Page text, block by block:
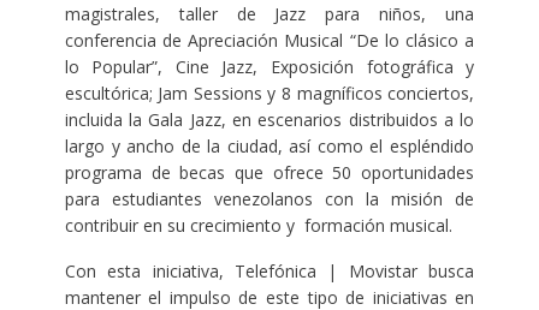
magistrales, taller de Jazz para niños, una
conferencia de Apreciación Musical “De lo clásico a
lo Popular”, Cine Jazz, Exposición fotográfica y
escultórica; Jam Sessions y 8 magníficos conciertos,
incluida la Gala Jazz, en escenarios distribuidos a lo
largo y ancho de la ciudad, así como el espléndido
programa de becas que ofrece 50 oportunidades
para estudiantes venezolanos con la misión de
contribuir en su crecimiento y formación musical.
Con esta iniciativa, Telefónica | Movistar busca
mantener el impulso de este tipo de iniciativas en